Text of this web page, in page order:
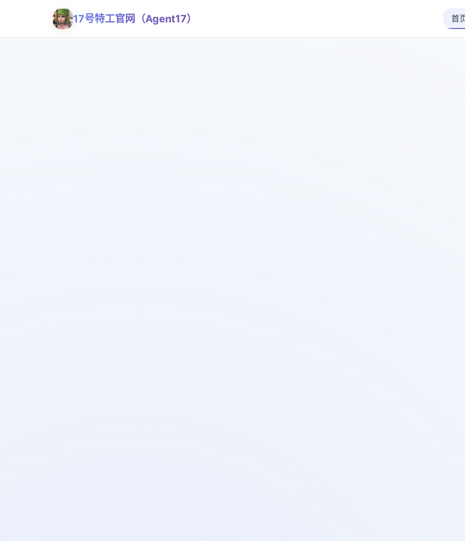
17号特工官网（Agent17） 首